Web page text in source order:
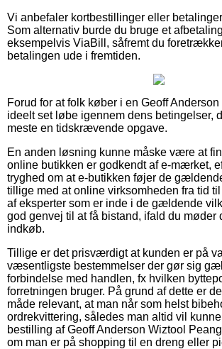
Vi anbefaler kortbestillinger eller
Som alternativ burde du bruge et
eksempelvis ViaBill, såfremt du
betalingen ude i fremtiden.
Forud for at folk køber i en Geoff
ideelt set løbe igennem dens betingelser,
meste en tidskrævende opgave.
En anden løsning kunne måske være at
online butikken er godkendt af e-mærket,
tryghed om at e-butikken føjer de
tillige med at online virksomheden fra tid
af eksperter som er inde i de gældende
god genvej til at få bistand, ifald du møder
indkøb.
Tillige er det prisværdigt at kunden er på
væsentligste bestemmelser der gør sig
forbindelse med handlen, fx hvilken
forretningen bruger. På grund af dette er
måde relevant, at man når som helst
ordrekvittering, således man altid vil
bestilling af Geoff Anderson Wiztool
om man er på shopping til en dreng eller